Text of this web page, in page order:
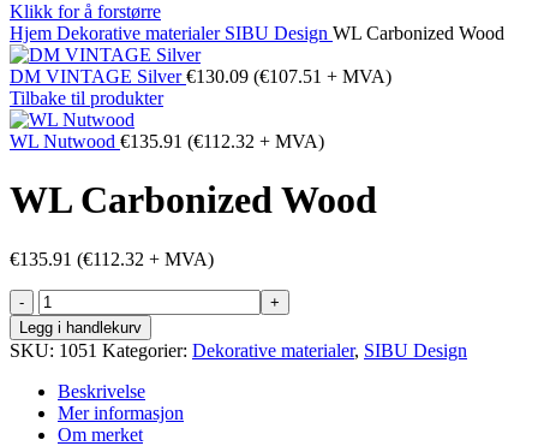
Klikk for å forstørre
Hjem Dekorative materialer SIBU Design WL Carbonized Wood
DM VINTAGE Silver€130.09 (€107.51 + MVA)
Tilbake til produkter
WL Nutwood €135.91 (€112.32 + MVA)
WL Carbonized Wood
€135.91 (€112.32 + MVA)
WL
Carbonized
Wood
antall
Legg i handlekurv
SKU: 1051 Kategorier: Dekorative materialer, SIBU Design
Beskrivelse
Mer informasjon
Om merket